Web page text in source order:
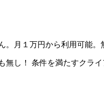
。月１万円から利用可能。
無し！ 条件を満たすクラ